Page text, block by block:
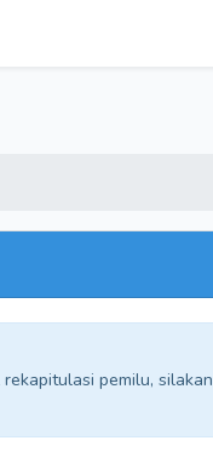
pemilu, silakan